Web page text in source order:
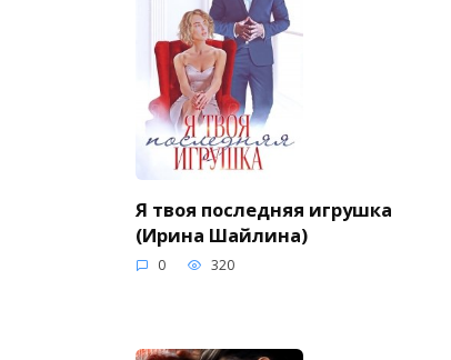
Я твоя последняя игрушка
(Ирина Шайлина)
0 320